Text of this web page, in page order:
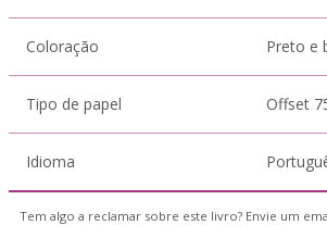
Coloração Preto e
Tipo de papel Offset
Idioma
Tem algo a reclamar sobre este livro? Envie um